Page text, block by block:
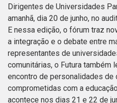
Dirigentes de Universidades
amanhã, dia 20 de junho, no
E nessa edição, o fórum traz
a integração e o debate entre
representantes de
comunitárias, o Futura também
encontro de personalidades de
comprometidas com a
acontece nos dias 21 e 22 de